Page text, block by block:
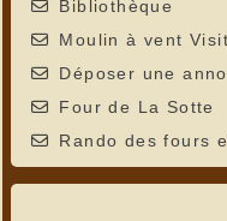
Bibliothèque
Moulin à vent
Déposer une
Four de La Sotte
Rando des fours